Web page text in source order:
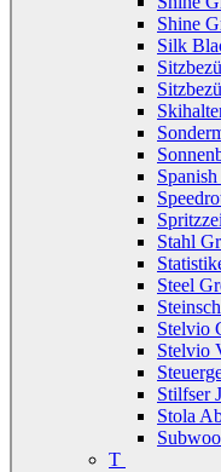
Shine
Silk
Stahl
Steel
Stelvio
Stelvio
Stilfser
Stola
T